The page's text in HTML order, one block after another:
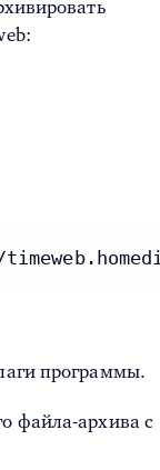
программы.
файла-архива с